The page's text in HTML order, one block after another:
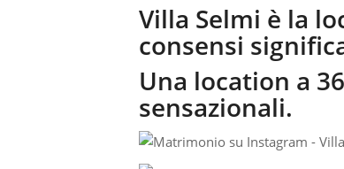
Villa Selmi è la
consensi
Una location a
sensazionali.